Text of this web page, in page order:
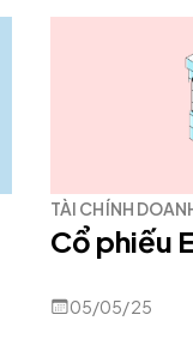
TÀI CHÍNH
Cổ phiếu
05/05/25